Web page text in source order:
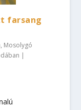
farsang
Mosolygó
|